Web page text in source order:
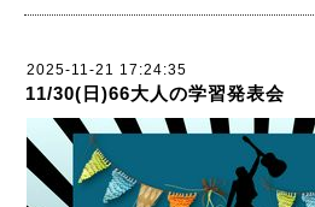
2025-11-21 17:24:35
11/30(日)66大人の学習発表会